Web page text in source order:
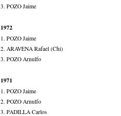
3. POZO Jaime
1972
1. POZO Jaime
2. ARAVENA Rafael (Chi)
3. POZO Arnulfo
1971
1. POZO Jaime
2. POZO Arnulfo
3. PADILLA Carlos